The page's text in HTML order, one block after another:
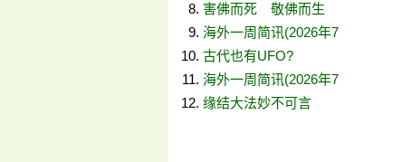
害佛而死 敬佛而生
海外一周简讯(2026年7
古代也有UFO?
海外一周简讯(2026年7
缘结大法妙不可言